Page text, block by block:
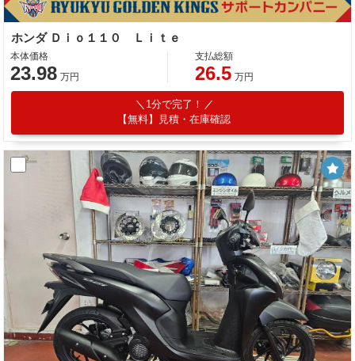
ホンダ Ｄｉｏ１１０ Ｌｉｔｅ
本体価格
23.98 万円
支払総額
26.5 万円
1分で完了！
【無料】見積・在庫確認